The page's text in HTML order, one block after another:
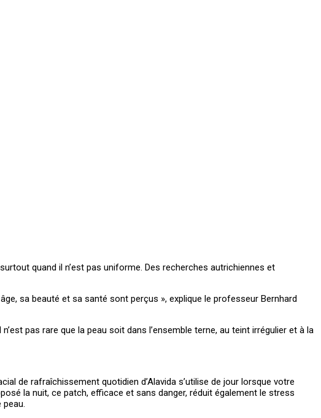
quand il n’est pas uniforme. Des recherches autrichiennes et
sa beauté et sa santé sont perçus », explique le professeur Bernhard
pas rare que la peau soit dans l’ensemble terne, au teint irrégulier et à la
de rafraîchissement quotidien d’Alavida s’utilise de jour lorsque votre
la nuit, ce patch, efficace et sans danger, réduit également le stress